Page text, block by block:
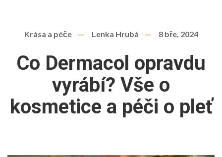
Krása a péče Lenka Hrubá 8 bře, 2024
Co Dermacol opravdu
vyrábí? Vše o
kosmetice a péči o pleť